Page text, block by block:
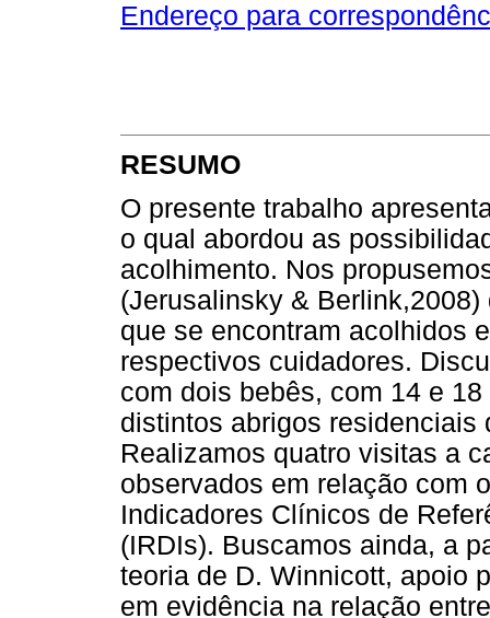
Endereço para
RESUMO
O presente trabalho
o qual abordou as
acolhimento. Nos
(Jerusalinsky &
que se encontram acolhidos
respectivos cuidadores.
com dois bebês, com 14 e
distintos abrigos residenciais
Realizamos quatro visitas a
observados em relação com
Indicadores Clínicos de
(IRDIs). Buscamos ainda, a
teoria de D. Winnicott, apoio
em evidência na relação